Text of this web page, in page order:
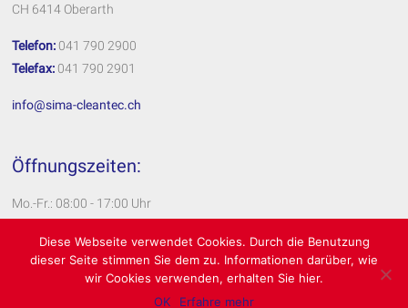
CH 6414 Oberarth
Telefon: 041 790 2900
Telefax: 041 790 2901
info@sima-cleantec.ch
Öffnungszeiten:
Mo.-Fr.: 08:00 - 17:00 Uhr
Impressum
Datenschutzerklärung
Diese Webseite verwendet Cookies. Durch die Benutzung
dieser Seite stimmen Sie dem zu. Informationen darüber, wie
wir Cookies verwenden, erhalten Sie hier.
OK
Erfahre mehr